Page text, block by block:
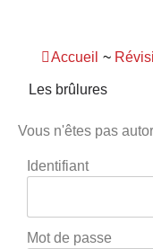
Accueil ~
Les brûlures
Vous n'êtes pas
Identifiant
Mot de passe